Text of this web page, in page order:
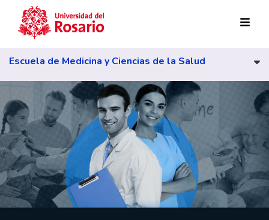
Pasar al contenido principal
Escuela de Medicina y Ciencias de la Salud